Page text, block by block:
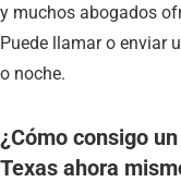
y muchos abogados
Puede llamar o enviar
o noche.
¿Cómo consigo
Texas ahora